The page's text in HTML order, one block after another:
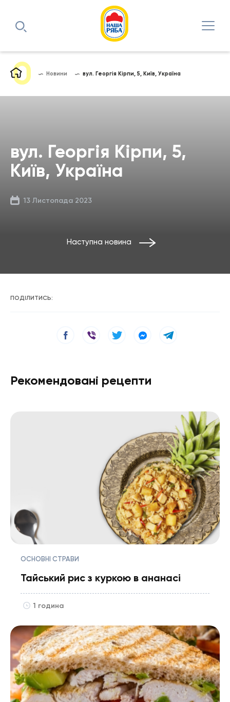
Новини вул. Георгія Кірпи, 5, Київ, Україна
вул. Георгія Кірпи, 5,
Київ, Україна
13 Листопада 2023
Наступна новина
ПОДІЛИТИСЬ:
Рекомендовані рецепти
ОСНОВНІ СТРАВИ
Тайський рис з куркою в ананасі
1 година